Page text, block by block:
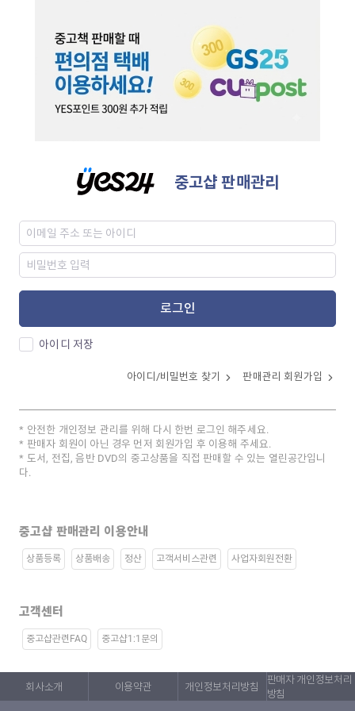
중고샵 판매관리
로그인
아이디 저장
아이디/비밀번호 찾기 판매관리 회원가입
안전한 개인정보 관리를 위해 다시 한번 로그인 해주세요.
판매자 회원이 아닌 경우 먼저 회원가입 후 이용해 주세요.
도서, 전집, 음반 DVD의 중고상품을 직접 판매할 수 있는 열린공간입니
다.
중고샵 판매관리 이용안내
상품등록 상품배송 정산 고객서비스관련 사업자회원전환
고객센터
중고샵관련FAQ 중고샵1:1문의
회사소개 이용약관 개인정보처리방침
판매자 개인정보처리
방침